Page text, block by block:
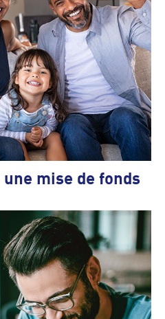
mise de fonds